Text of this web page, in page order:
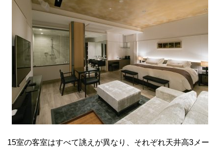
15室の客室はすべて誂えが異なり、それぞれ天井高3メー